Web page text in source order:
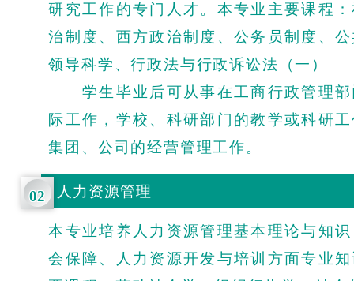
研究工作的专门人才。本专业主要课程
治制度、西方政治制度、公务员制度、
领导科学、行政法与行政诉讼法（一）
学生毕业后可从事在工商行政管理部
际工作，学校、科研部门的教学或科研
集团、公司的经营管理工作。
02 人力资源管理
本专业培养人力资源管理基本理论与知
会保障、人力资源开发与培训方面专业